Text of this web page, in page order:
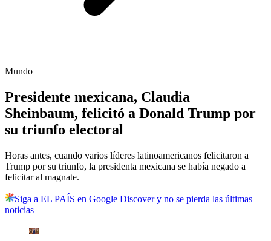
Mundo
Presidente mexicana, Claudia
Sheinbaum, felicitó a Donald Trump por
su triunfo electoral
Horas antes, cuando varios líderes latinoamericanos felicitaron a
Trump por su triunfo, la presidenta mexicana se había negado a
felicitar al magnate.
Siga a EL PAÍS en Google Discover y no se pierda las últimas
noticias